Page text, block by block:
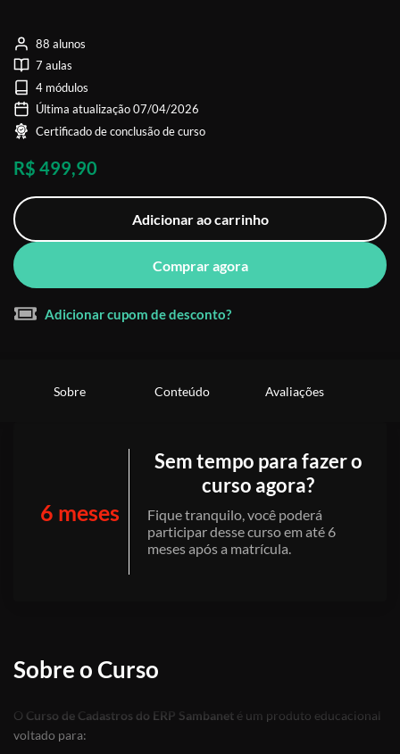
88 alunos
7 aulas
4 módulos
Última atualização 07/04/2026
Certificado de conclusão de curso
R$ 499,90
Adicionar ao carrinho
Comprar agora
Adicionar cupom de desconto?
Sobre Conteúdo Avaliações
6 meses
Sem tempo para fazer o
curso agora?
Fique tranquilo, você poderá
participar desse curso em até 6
meses após a matrícula.
Sobre o Curso
O Curso de Cadastros do ERP Sambanet é um produto educacional
voltado para: